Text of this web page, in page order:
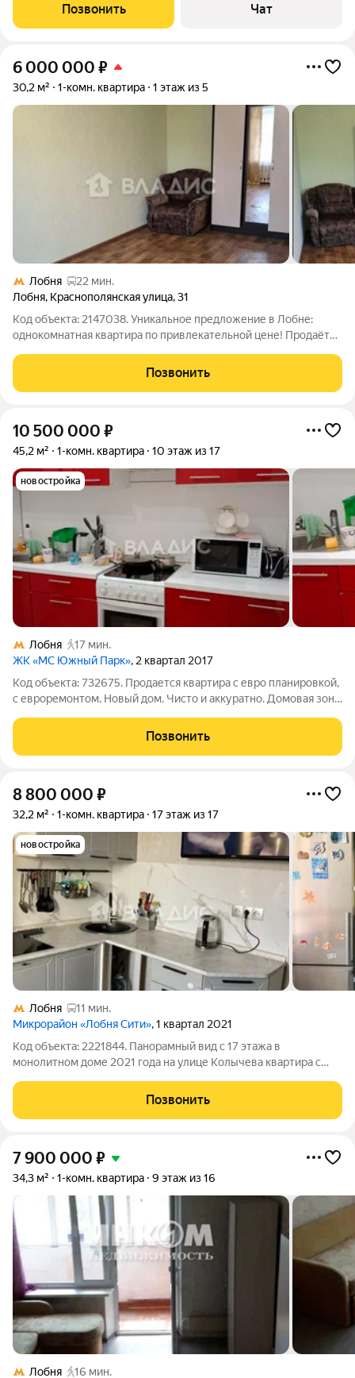
квартире). Пишите, приходите на просмотр) Инфраструктура
района развита: поблизости
Позвонить Чат
6 000 000 ₽
30,2 м² 1-комн. квартира 1 этаж из 5
Лобня
22 мин.
Лобня, Краснополянская улица,31
Код объекта: 2147038. Уникальное предложение в Лобне:
однокомнатная квартира по привлекательной цене! Продаётся
расположенная по адресу: улица Краснополянская, 31.
Квартира находится на первом этаже
Позвонить
10 500 000 ₽
45,2 м² 1-комн. квартира 10 этаж из 17
новостройка
Лобня
17 мин.
ЖК «МС Южный Парк», 2 квартал 2017
Код объекта: 732675. Продается квартира с евро планировкой,
с евроремонтом. Новый дом. Чисто и аккуратно. Домовая зона
все необходимое в шаговой доступности. Во дворе детская
площадка и школа.
Позвонить
8 800 000 ₽
32,2 м² 1-комн. квартира 17 этаж из 17
новостройка
Лобня
11 мин.
Микрорайон «Лобня Сити», 1 квартал 2021
Код объекта: 2221844. Панорамный вид с 17 этажа в
монолитном доме 2021 года на улице Колычева квартира с
Светлая, тихая квартира на верхнем этаже дарит ощущение
простора и воздуха: высокие
Позвонить
7 900 000 ₽
34,3 м² 1-комн. квартира 9 этаж из 16
Лобня
16 мин.